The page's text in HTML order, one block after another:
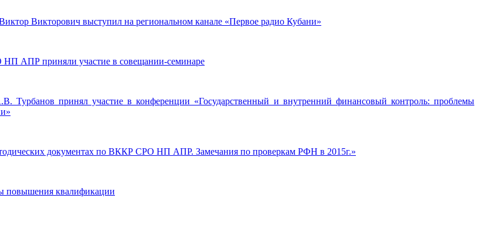
Викторович выступил на региональном канале «Первое радио Кубани»
НП АПР приняли участие в совещании-семинаре
принял участие в конференции «Государственный и внутренний финансовый контроль: проблемы
документах по ВККР СРО НП АПР. Замечания по проверкам РФН в 2015г.»
повышения квалификации